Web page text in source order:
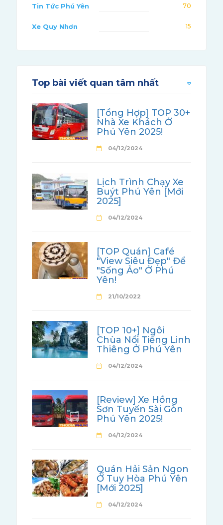
Tin Tức Phú Yên 70
Xe Quy Nhơn 15
Top bài viết quan tâm nhất
[Tổng Hợp] TOP 30+
Nhà Xe Khách Ở
Phú Yên 2025!
04/12/2024
Lịch Trình Chạy Xe
Buýt Phú Yên [Mới
2025]
04/12/2024
[TOP Quán] Café
"View Siêu Đẹp" Để
"Sống Ảo" Ở Phú
Yên!
21/10/2022
[TOP 10+] Ngôi
Chùa Nổi Tiếng Linh
Thiêng Ở Phú Yên
04/12/2024
[Review] Xe Hồng
Sơn Tuyến Sài Gòn
Phú Yên 2025!
04/12/2024
Quán Hải Sản Ngon
Ở Tuy Hòa Phú Yên
[Mới 2025]
04/12/2024